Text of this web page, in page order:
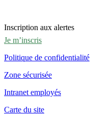
Inscription aux alertes
Je m’inscris
Politique de confidentialité
Zone sécurisée
Intranet employés
Carte du site